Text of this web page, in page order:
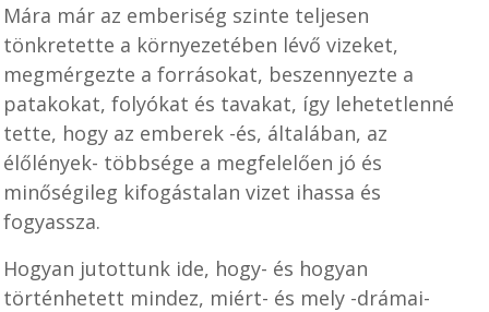
Mára már az emberiség szinte teljesen
tönkretette a környezetében lévő vizeket,
megmérgezte a forrásokat, beszennyezte a
patakokat, folyókat és tavakat, így lehetetlenné
tette, hogy az emberek -és, általában, az
élőlények- többsége a megfelelően jó és
minőségileg kifogástalan vizet ihassa és
fogyassza.
Hogyan jutottunk ide, hogy- és hogyan
történhetett mindez, miért- és mely -drámai-